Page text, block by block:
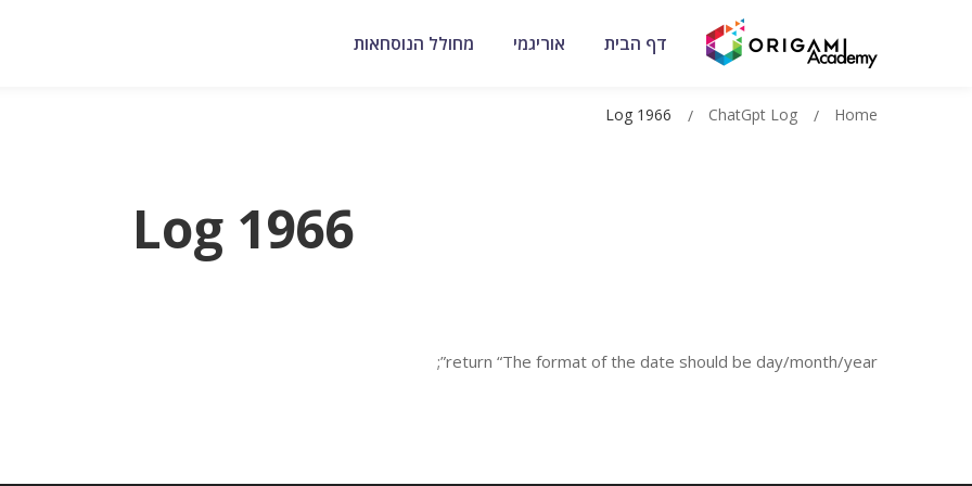
דף הבית אוריגמי מחולל הנוסחאות
Log 1966
Home
ChatGpt Log
Log 1966
return “The format of the date should be day/month/year”;